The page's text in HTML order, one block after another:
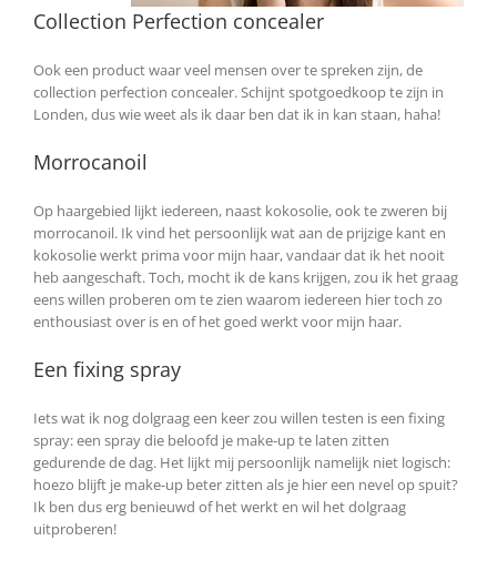
Collection Perfection concealer
Ook een product waar veel mensen over te spreken zijn, de
collection perfection concealer. Schijnt spotgoedkoop te zijn in
Londen, dus wie weet als ik daar ben dat ik in kan staan, haha!
Morrocanoil
Op haargebied lijkt iedereen, naast kokosolie, ook te zweren bij
morrocanoil. Ik vind het persoonlijk wat aan de prijzige kant en
kokosolie werkt prima voor mijn haar, vandaar dat ik het nooit
heb aangeschaft. Toch, mocht ik de kans krijgen, zou ik het graag
eens willen proberen om te zien waarom iedereen hier toch zo
enthousiast over is en of het goed werkt voor mijn haar.
Een fixing spray
Iets wat ik nog dolgraag een keer zou willen testen is een fixing
spray: een spray die beloofd je make-up te laten zitten
gedurende de dag. Het lijkt mij persoonlijk namelijk niet logisch:
hoezo blijft je make-up beter zitten als je hier een nevel op spuit?
Ik ben dus erg benieuwd of het werkt en wil het dolgraag
uitproberen!